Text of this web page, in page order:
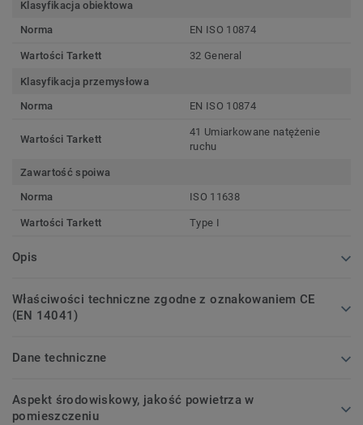
Klasyfikacja obiektowa
Norma
EN ISO 10874
Wartości Tarkett 32 General
Klasyfikacja przemysłowa
Norma
EN ISO 10874
Wartości Tarkett
41 Umiarkowane natężenie
ruchu
Zawartość spoiwa
Norma
ISO 11638
Wartości Tarkett Type I
Opis
Właściwości techniczne zgodne z oznakowaniem CE
(EN 14041)
Dane techniczne
Aspekt środowiskowy, jakość powietrza w
pomieszczeniu